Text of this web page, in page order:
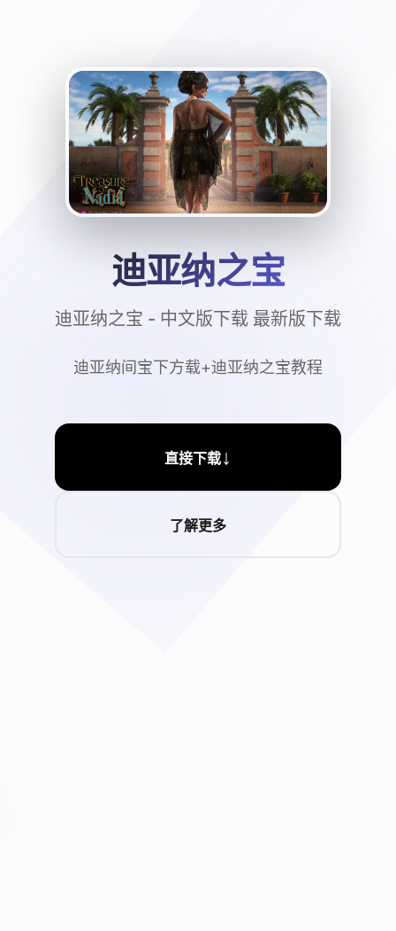
迪亚纳之宝
迪亚纳之宝 - 中文版下载 最新版下载
迪亚纳间宝下方载+迪亚纳之宝教程
直接下载↓
了解更多